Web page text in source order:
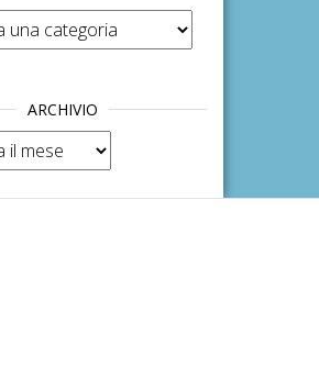
ARCHIVIO